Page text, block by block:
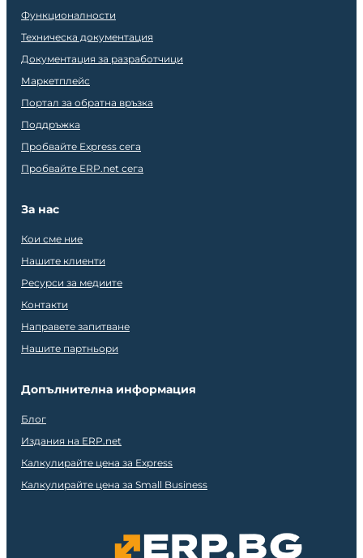
Функционалности
Техническа документация
Документация за разработчици
Маркетплейс
Портал за обратна връзка
Поддръжка
Пробвайте Express сега
Пробвайте ERP.net сега
За нас
Кои сме ние
Нашите клиенти
Ресурси за медиите
Контакти
Направете запитване
Нашите партньори
Допълнителна информация
Блог
Издания на ERP.net
Калкулирайте цена за Express
Калкулирайте цена за Small Business